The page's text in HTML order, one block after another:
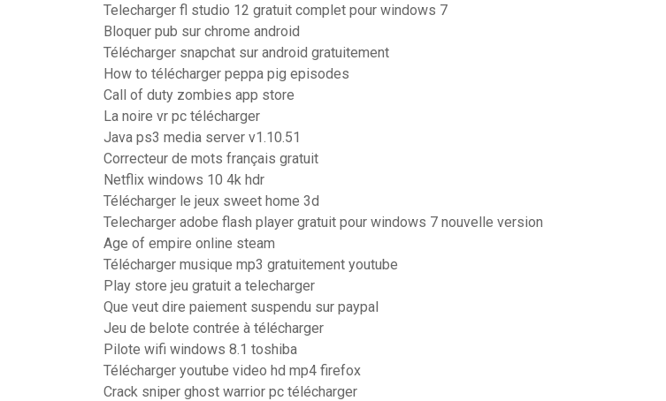
Telecharger fl studio 12 gratuit complet pour windows 7
Bloquer pub sur chrome android
Télécharger snapchat sur android gratuitement
How to télécharger peppa pig episodes
Call of duty zombies app store
La noire vr pc télécharger
Java ps3 media server v1.10.51
Correcteur de mots français gratuit
Netflix windows 10 4k hdr
Télécharger le jeux sweet home 3d
Telecharger adobe flash player gratuit pour windows 7 nouvelle version
Age of empire online steam
Télécharger musique mp3 gratuitement youtube
Play store jeu gratuit a telecharger
Que veut dire paiement suspendu sur paypal
Jeu de belote contrée à télécharger
Pilote wifi windows 8.1 toshiba
Télécharger youtube video hd mp4 firefox
Crack sniper ghost warrior pc télécharger